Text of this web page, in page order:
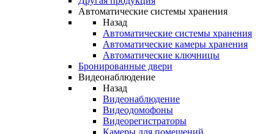
Автоматические системы хранения
Назад
Автоматические системы хранения
Автоматические камеры хранения
Автоматические ключницы
Бронированные двери
Видеонаблюдение
Назад
Видеонаблюдение
Видеодомофоны
Видеорегистраторы
Камеры для помещений